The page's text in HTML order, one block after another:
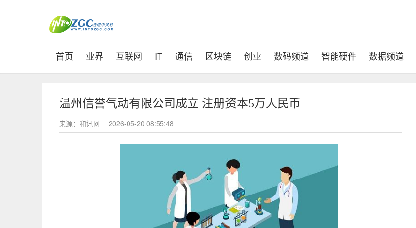
首页 (current)
业界 互联网 IT 通信 区块链 创业 数码频道 智能硬件 数据频道
温州信誉气动有限公司成立 注册资本5万人民币
来源：和讯网 2026-05-20 08:55:48